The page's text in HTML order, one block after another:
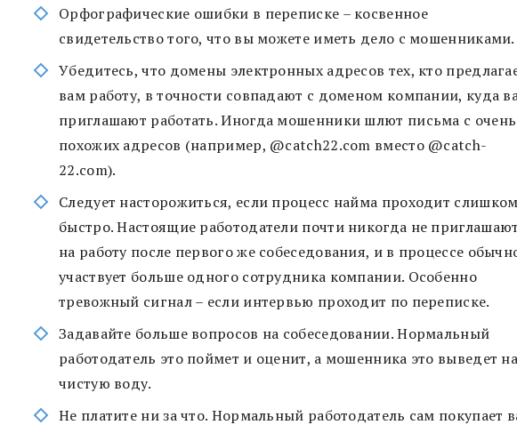
Орфографические ошибки в переписке – косвенное
свидетельство того, что вы можете иметь дело с мошенниками.
Убедитесь, что домены электронных адресов тех, кто
вам работу, в точности совпадают с доменом компании, куда
приглашают работать. Иногда мошенники шлют письма с очень
похожих адресов (например, @catch22.com вместо @catch-
22.com).
Следует насторожиться, если процесс найма проходит слишком
быстро. Настоящие работодатели почти никогда не приглашают
на работу после первого же собеседования, и в процессе
участвует больше одного сотрудника компании. Особенно
тревожный сигнал – если интервью проходит по переписке.
Задавайте больше вопросов на собеседовании. Нормальный
работодатель это поймет и оценит, а мошенника это выведет на
чистую воду.
Не платите ни за что. Нормальный работодатель сам покупает